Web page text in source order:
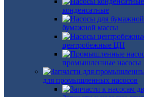
конденсатные
бумажной массы
центробежные ЦН
промышленные насосы
для промышленных насосов